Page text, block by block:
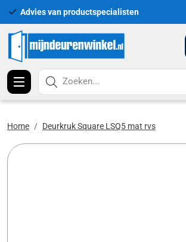
Advies van productspecialisten
Zoeken...
Home Deurkruk Square LSQ5 mat rvs